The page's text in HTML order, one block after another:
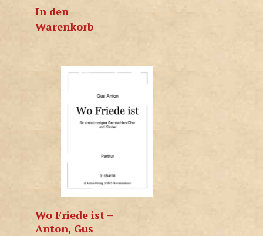
In den
Warenkorb
Wo Friede ist –
Anton, Gus